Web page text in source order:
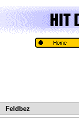
Feldbez